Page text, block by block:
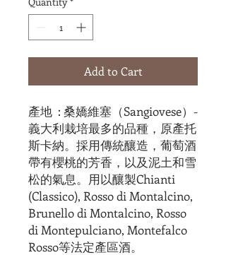
Add to Cart
產地 : 桑嬌維塞（Sangiovese）-
義大利栽培最多的品種，原產托
斯卡納。採用傳統釀造，葡萄酒
帶有櫻桃的芳香，以及泥土和雪
松的氣息。用以釀製Chianti
(Classico), Rosso di Montalcino,
Brunello di Montalcino, Rosso
di Montepulciano, Montefalco
Rosso等法定產區酒。